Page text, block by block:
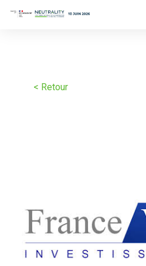
< Retour